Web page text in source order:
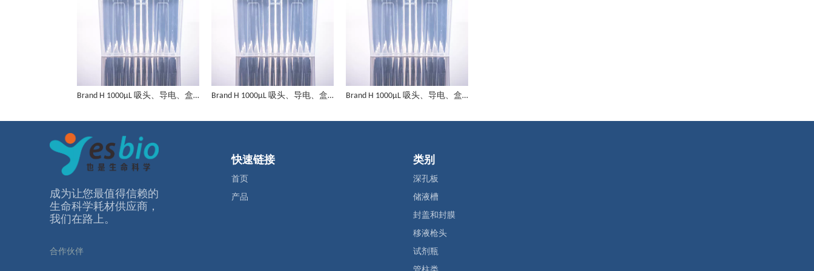
Brand H 1000μL 吸头、导电、盒装、无菌 Brand H 1000μL 吸头、导电、盒装、无菌，低吸附 Brand H 1000μL 吸头、导电、盒装、带滤芯，无菌，低吸附
成为让您最值得信赖的
⽣命科学耗材供应商，
我们在路上。
合作伙伴
快速链接
首页
产品
类别
深孔板
储液槽
封盖和封膜
移液枪头
试剂瓶